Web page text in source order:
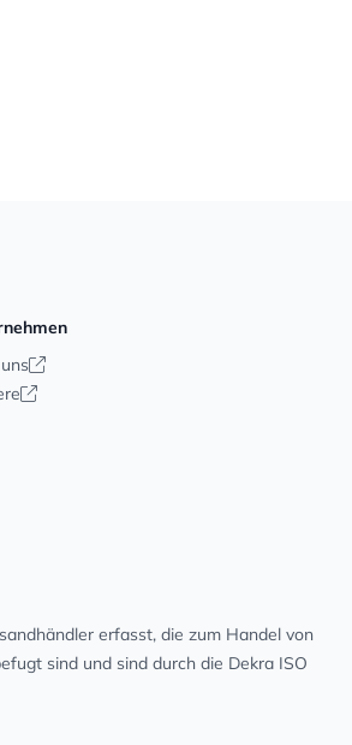
erfasst, die zum Handel von
sind und sind durch die Dekra ISO